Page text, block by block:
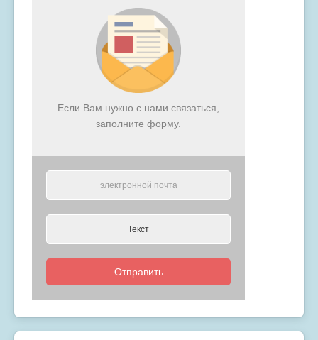
Если Вам нужно с нами связаться,
заполните форму.
Отправить